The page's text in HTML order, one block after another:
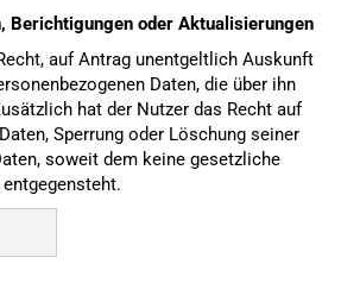
Berichtigungen oder Aktualisierungen
auf Antrag unentgeltlich Auskunft
Daten, die über ihn
hat der Nutzer das Recht auf
Sperrung oder Löschung seiner
soweit dem keine gesetzliche